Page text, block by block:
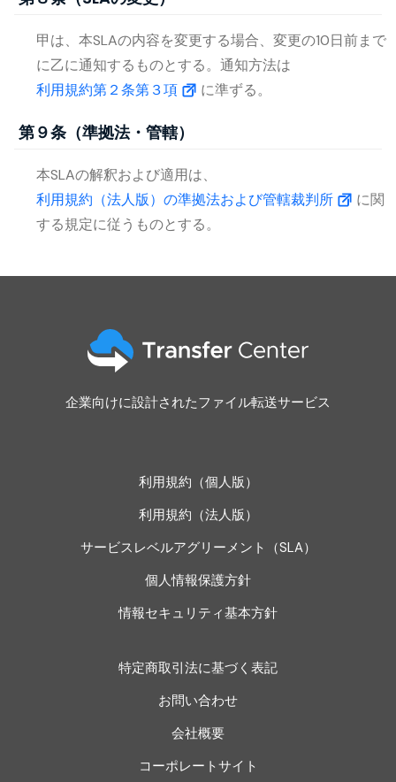
甲は、本SLAの内容を変更する場合、変更の10日前まで
に乙に通知するものとする。通知方法は
利用規約第２条第３項
に準ずる。
第９条（準拠法・管轄）
本SLAの解釈および適用は、
利用規約（法人版）の準拠法および管轄裁判所
に関
する規定に従うものとする。
企業向けに設計されたファイル転送サービス
利用規約（個人版）
利用規約（法人版）
サービスレベルアグリーメント（SLA）
個人情報保護方針
情報セキュリティ基本方針
特定商取引法に基づく表記
お問い合わせ
会社概要
コーポレートサイト